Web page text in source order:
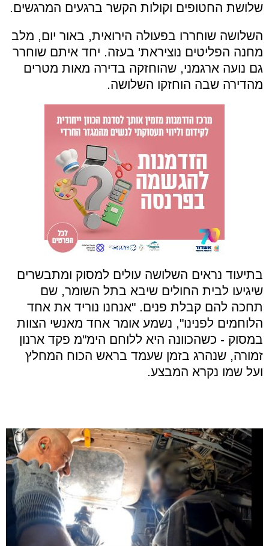
שלושת החטופים וקולות הקשר ברגעים המרגשים.
השלושה שוחררו בפעולה הירואית, באור יום, מלב
מחנה הפליטים נוציראת' בעזה. יחד איתם שוחרר
גם נועה ארגמני, שהוחזקה בדירה מאות מטרים
מהדירה שבה הוחזקו השלושה.
בתיעוד נראים השלושה עולים למסוק ומתבשרים
שיגיעו לבית החולים שיבא בתל השומר, שם
תחכה להם קבלת פנים. "אנחנו נוריד את אחד
הלוחמים לפנינו", נשמע אומר אחד מאנשי הצוות
במסוק - כשהכוונה היא ללוחם הימ"מ פקד ארנון
זמורה, שנהרג בזמן שעמד בראש הכוח המחלץ
ועל שמו נקרא המבצע.